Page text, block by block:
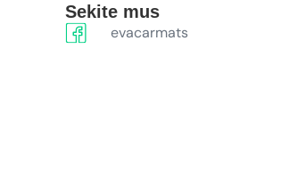
Sekite mus
evacarmats